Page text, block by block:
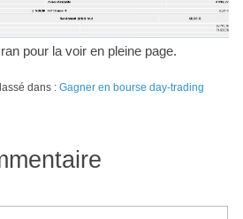
pour la voir en pleine page.
dans : Gagner en bourse day-trading